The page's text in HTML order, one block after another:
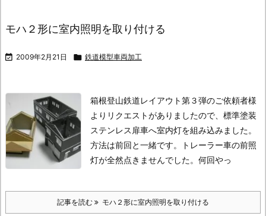
モハ２形に室内照明を取り付ける
 2009年2月21日  鉄道模型車両加工
箱根登山鉄道レイアウト第３弾のご依頼者様
よりリクエストがありましたので、標準塗装
ステンレス扉車へ室内灯を組み込みました。
方法は前回と一緒です。
トレーラー車の前照
灯が全然点きませんでした。 何回やっ
記事を読む モハ２形に室内照明を取り付ける